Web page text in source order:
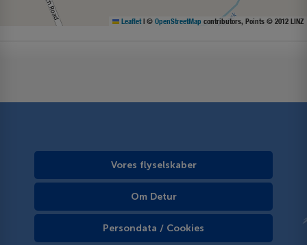
Leaflet | © OpenStreetMap contributors, Points © 2012 LINZ
Vores flyselskaber
Om Detur
Persondata / Cookies